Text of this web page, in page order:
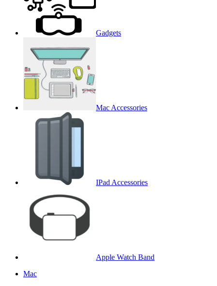
Gadgets
Mac Accessories
IPad Accessories
Apple Watch Band
Mac